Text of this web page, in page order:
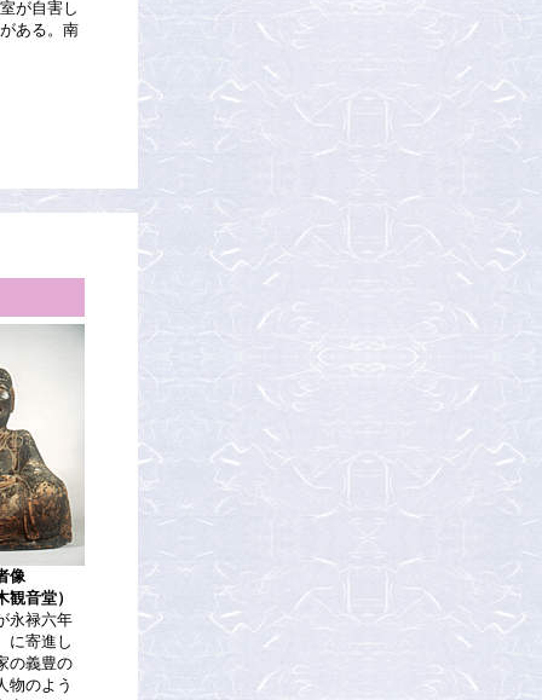
が自害し
ある。南
像
観音堂）
永禄六年
に寄進し
の義豊の
物のよう